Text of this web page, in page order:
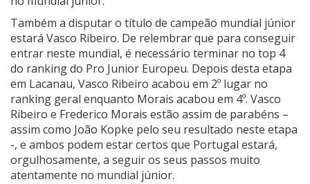
Também a disputar o título de campeão mundial júnior
estará Vasco Ribeiro. De relembrar que para conseguir
entrar neste mundial, é necessário terminar no top 4
do ranking do Pro Junior Europeu. Depois desta etapa
em Lacanau, Vasco Ribeiro acabou em 2º lugar no
ranking geral enquanto Morais acabou em 4º. Vasco
Ribeiro e Frederico Morais estão assim de parabéns –
assim como João Kopke pelo seu resultado neste etapa
-, e ambos podem estar certos que Portugal estará,
orgulhosamente, a seguir os seus passos muito
atentamente no mundial júnior.